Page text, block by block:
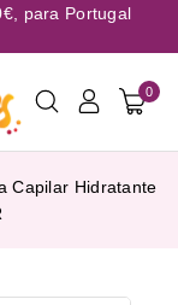
para Portugal
0
Capilar Hidratante